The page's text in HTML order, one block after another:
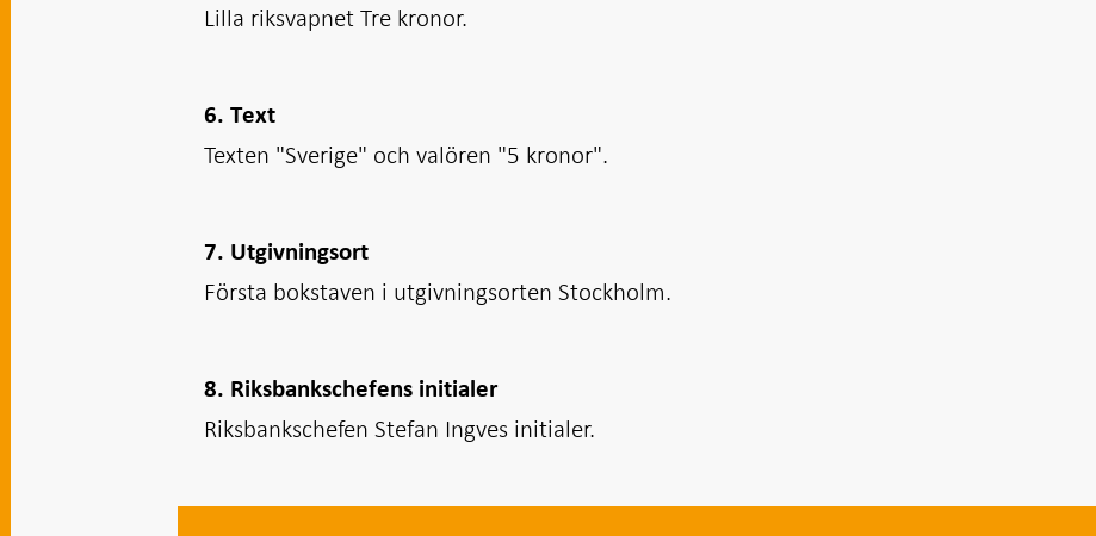
Lilla riksvapnet Tre kronor.
6. Text
Texten "Sverige" och valören "5 kronor".
7. Utgivningsort
Första bokstaven i utgivningsorten Stockholm.
8. Riksbankschefens initialer
Riksbankschefen Stefan Ingves initialer.